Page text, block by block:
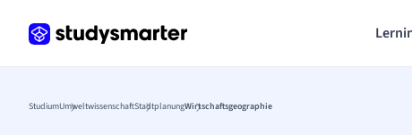
StudiumUmweltwissenschaftStadtplanungWirtschaftsgeographie